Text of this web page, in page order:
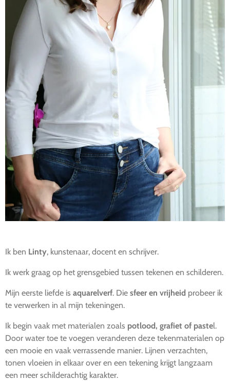
Ik ben Linty, kunstenaar, docent en schrijver.
Ik werk graag op het grensgebied tussen tekenen en schilderen.
Mijn eerste liefde is aquarelverf. Die sfeer en vrijheid probeer ik
te verwerken in al mijn tekeningen.
Ik begin vaak met materialen zoals potlood, grafiet of pastel.
Door water toe te voegen veranderen deze tekenmaterialen op
een mooie en vaak verrassende manier. Lijnen verzachten,
tonen vloeien in elkaar over en een tekening krijgt langzaam
een meer schilderachtig karakter.